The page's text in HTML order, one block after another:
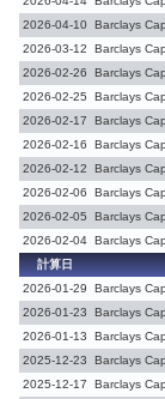
2026-04-10 Barclays
2026-03-12
Barclays
2026-02-26
Barclays
2026-02-25
Barclays
2026-02-17
Barclays
2026-02-16
Barclays
2026-02-12
Barclays
2026-02-06
Barclays
2026-02-05
Barclays
2026-02-04 Barclays
計算日
2026-01-29
Barclays
2026-01-23
Barclays
2026-01-13
Barclays
2025-12-23
Barclays
2025-12-17
Barclays